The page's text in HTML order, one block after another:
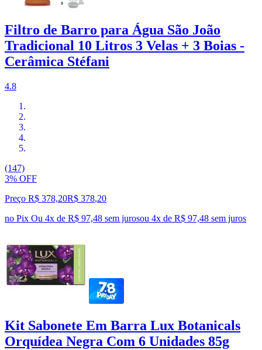
Filtro de Barro para Água São João
Tradicional 10 Litros 3 Velas + 3 Boias -
Cerâmica Stéfani
4.8
(147)
3% OFF
Preço R$ 378,20R$ 378,20
no Pix Ou 4x de R$ 97,48 sem jurosou 4x de R$ 97,48 sem juros
Kit Sabonete Em Barra Lux Botanicals
Orquídea Negra Com 6 Unidades 85g